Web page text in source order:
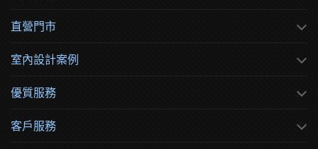
直營門市
室內設計案例
優質服務
客戶服務